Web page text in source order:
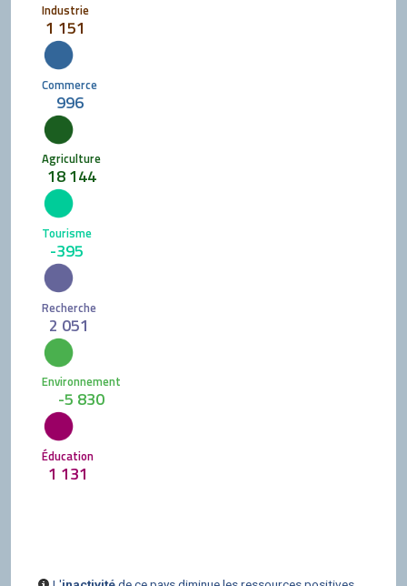
Industrie
1 151
Commerce
996
Agriculture
18 144
Tourisme
-395
Recherche
2 051
Environnement
-5 830
Éducation
1 131